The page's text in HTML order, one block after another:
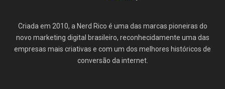
Criada em 2010, a Nerd Rico é uma das marcas pioneiras do
novo marketing digital brasileiro, reconhecidamente uma das
empresas mais criativas e com um dos melhores históricos de
conversão da internet.